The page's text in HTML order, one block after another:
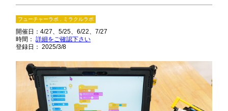
フューチャーラボ , ミラクルラボ
開催日：4/27 5/25 6/22
7/27
時間：詳細をご確認下さい
登録日： 2025/3/8